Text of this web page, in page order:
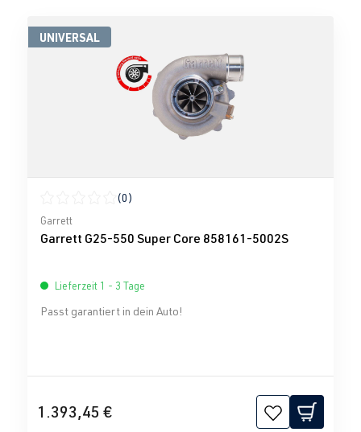
UNIVERSAL
Durchschnittliche Bewertung von 0 von 5 Sternen
(0)
Garrett
Garrett G25-550 Super Core 858161-5002S
Lieferzeit 1 - 3 Tage
Passt garantiert in dein Auto!
1.393,45 €